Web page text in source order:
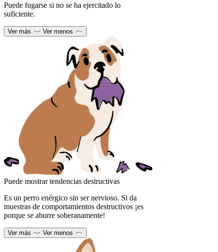
Puede fugarse si no se ha ejercitado lo
suficiente.
Ver más Ver menos
Puede mostrar tendencias destructivas
Es un perro enérgico sin ser nervioso. Si da
muestras de comportamientos destructivos ¡es
porque se aburre soberanamente!
Ver más Ver menos